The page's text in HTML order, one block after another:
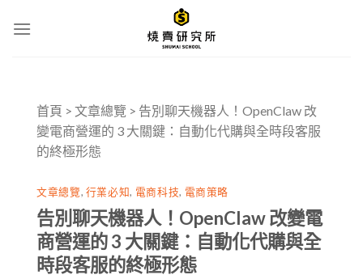
首頁 > 文章總覽 > 告別聊天機器人！OpenClaw 改
變電商營運的 3 大關鍵：自動化代購與全時段客服
的終極形態
文章總覽, 行業必知, 電商科技, 電商策略
告別聊天機器人！OpenClaw 改變電
商營運的 3 大關鍵：自動化代購與全
時段客服的終極形態